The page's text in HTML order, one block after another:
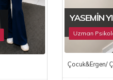
YASEMIN
Uzman
Çocuk&Ergen/